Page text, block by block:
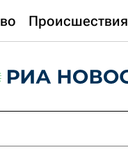
Происшествия